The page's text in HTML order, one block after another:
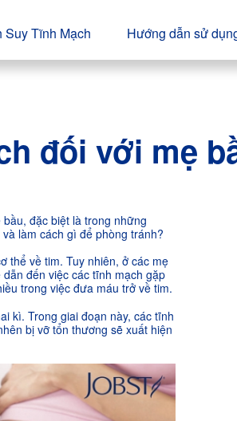
Suy Tĩnh Mạch Hướng dẫn sử
đối với mẹ
đặc biệt là trong những
làm cách gì để phòng tránh?
thể về tim. Tuy nhiên, ở các mẹ
đến việc các tĩnh mạch gặp
trong việc đưa máu trở về tim.
kì. Trong giai đoạn này, các tĩnh
bị vỡ tổn thương sẽ xuất hiện